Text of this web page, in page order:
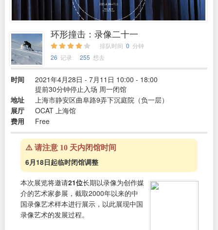
环形撞击：录像二十一
排队时间 0 分钟
26 记录 255 想去
时间
2021年4月28日 - 7月11日 10:00 - 18:00
提前30分钟停止入场 周一闭馆
地址
上海市静安区曲阜路9弄下沉庭院（负一层）
展厅
OCAT 上海馆
费用
Free
⚠️ 请注意 10 天内闭馆时间
6月18日起临时闭馆调整
本次展览将邀请21位长期以录像为创作媒
介的艺术家参展，截取2000年以来的中
国录像艺术样本进行展示，以此展现中国
录像艺术的发展过程。